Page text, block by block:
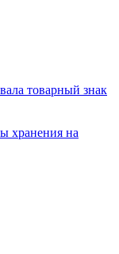
товарный знак
хранения на